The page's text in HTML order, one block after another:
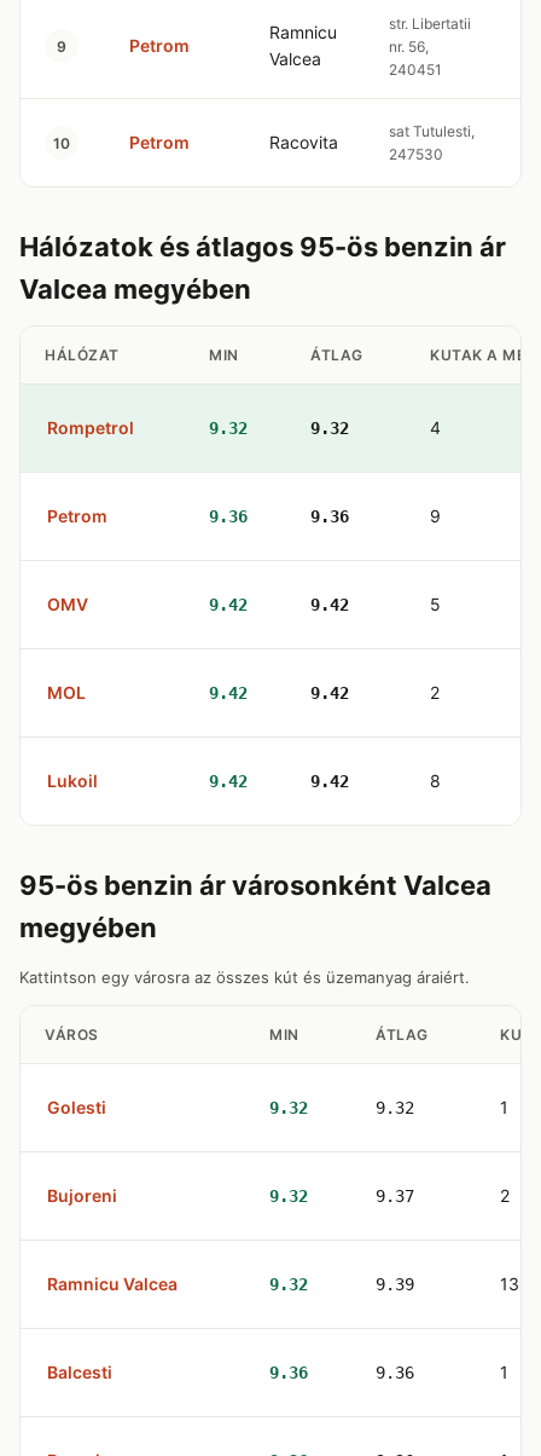
9 Petrom
Ramnicu
Valcea
str. Libertatii
nr. 56,
240451
10 Petrom Racovita
sat Tutulesti,
247530
Hálózatok és átlagos 95-ös benzin ár
Valcea megyében
HÁLÓZAT MIN ÁTLAG KUTAK A
Rompetrol 9.32 9.32 4
Petrom 9.36 9.36 9
OMV 9.42 9.42 5
MOL 9.42 9.42 2
Lukoil 9.42 9.42 8
95-ös benzin ár városonként Valcea
megyében
Kattintson egy városra az összes kút és üzemanyag áraiért.
VÁROS MIN ÁTLAG
Golesti 9.32 9.32 1
Bujoreni 9.32 9.37 2
Ramnicu Valcea 9.32 9.39 13
Balcesti 9.36 9.36 1